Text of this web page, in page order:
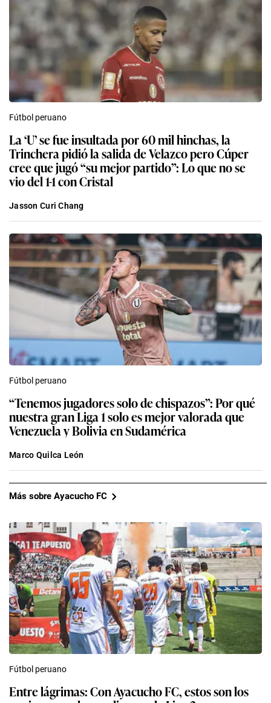
Fútbol peruano
La ‘U’ se fue insultada por 60 mil hinchas, la
Trinchera pidió la salida de Velazco pero Cúper
cree que jugó “su mejor partido”: Lo que no se
vio del 1-1 con Cristal
Jasson Curi Chang
Fútbol peruano
“Tenemos jugadores solo de chispazos”: Por qué
nuestra gran Liga 1 solo es mejor valorada que
Venezuela y Bolivia en Sudamérica
Marco Quilca León
Más sobre Ayacucho FC
Fútbol peruano
Entre lágrimas: Con Ayacucho FC, estos son los